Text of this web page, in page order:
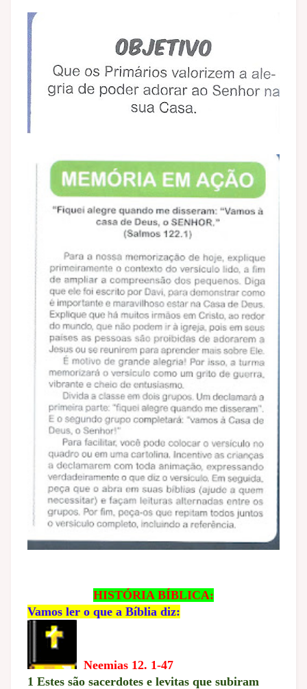
HISTÓRIA BÍBLICA:
Vamos ler o que a Bíblia diz:
Neemias 12. 1-47
1 Estes são sacerdotes e levitas que subiram